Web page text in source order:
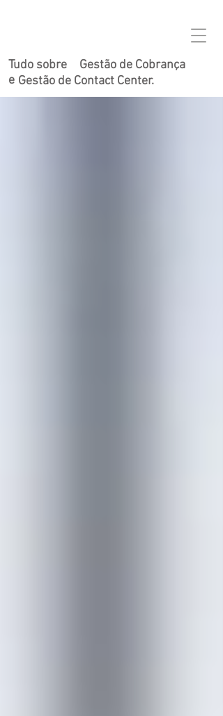
Tudo sobre
Gestão de Cobrança
Gestão de Contact Center.
e